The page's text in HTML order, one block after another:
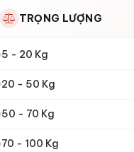
TRỌNG LƯỢNG
5 - 20 Kg
20 - 50 Kg
50 - 70 Kg
70 - 100 Kg